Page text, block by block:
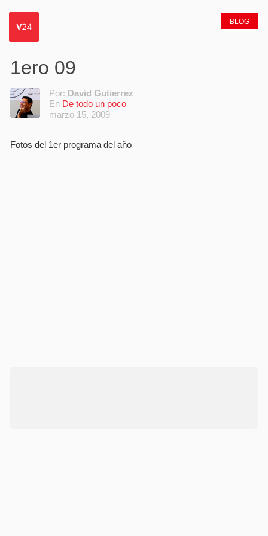
BLOG
1ero 09
Por: David Gutierrez
En De todo un poco
marzo 15, 2009
Fotos del 1er programa del año